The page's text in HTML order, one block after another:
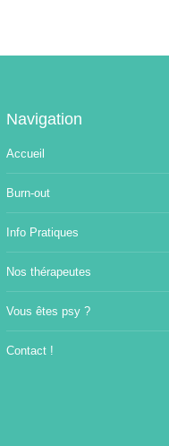
Navigation
Accueil
Burn-out
Info Pratiques
Nos thérapeutes
Vous êtes psy ?
Contact !